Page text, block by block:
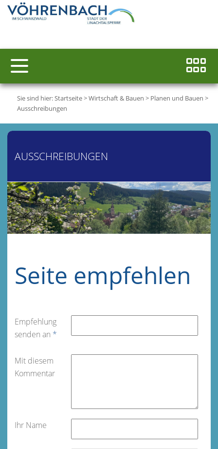
Sie sind hier:Startseite>Wirtschaft & Bauen > Planen und Bauen >
Ausschreibungen
AUSSCHREIBUNGEN
Seite empfehlen
Empfehlung
senden an *
Mit diesem
Kommentar
Ihr Name